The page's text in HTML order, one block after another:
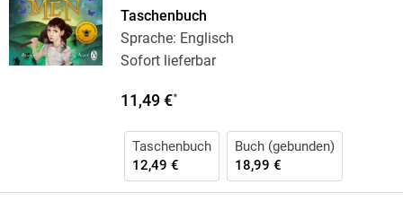
Taschenbuch
Sprache: Englisch
Sofort lieferbar
11,49 €*
Taschenbuch
12,49 €
Buch (gebunden)
18,99 €